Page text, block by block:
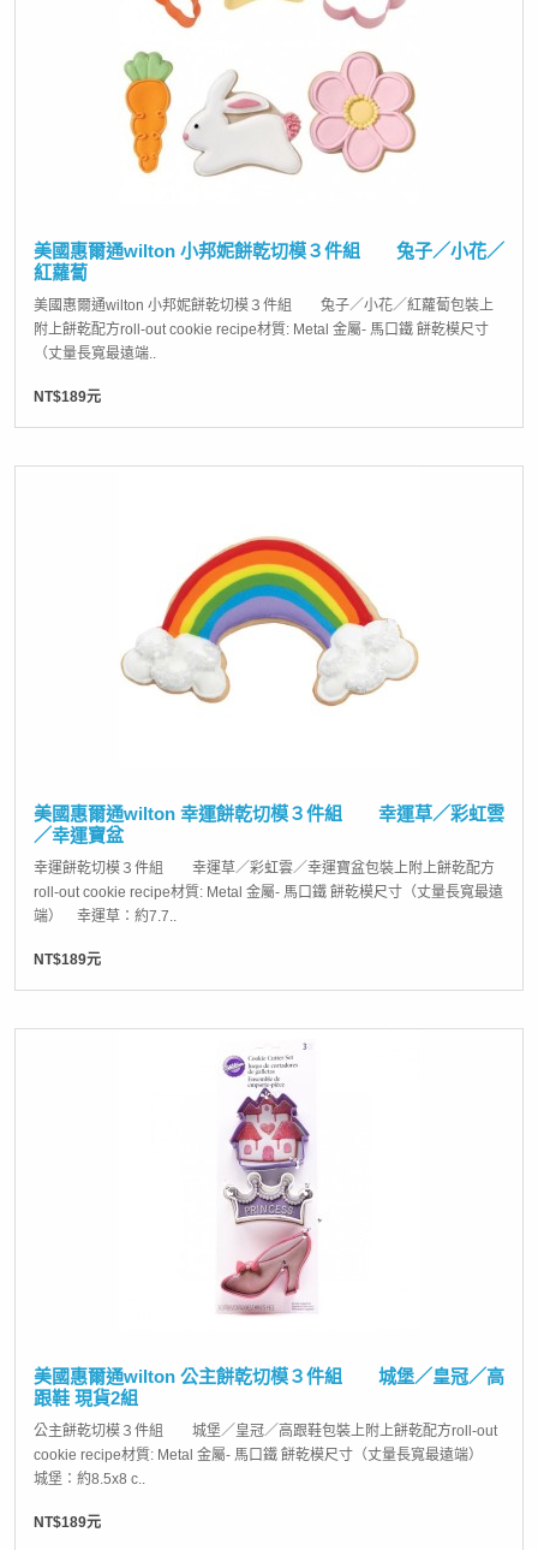
美國惠爾通wilton 小邦妮餅乾切模３件組 兔子／小花／
紅蘿蔔
美國惠爾通wilton 小邦妮餅乾切模３件組 兔子／小花／紅蘿蔔包裝上
附上餅乾配方roll-out cookie recipe材質: Metal 金屬- 馬口鐵 餅乾模尺寸
（丈量長寬最遠端..
NT$189元
美國惠爾通wilton 幸運餅乾切模３件組 幸運草／彩虹雲
／幸運寶盆
幸運餅乾切模３件組 幸運草／彩虹雲／幸運寶盆包裝上附上餅乾配方
roll-out cookie recipe材質: Metal 金屬- 馬口鐵 餅乾模尺寸（丈量長寬最遠
端） 幸運草：約7.7..
NT$189元
美國惠爾通wilton 公主餅乾切模３件組 城堡／皇冠／高
跟鞋 現貨2組
公主餅乾切模３件組 城堡／皇冠／高跟鞋包裝上附上餅乾配方roll-out
cookie recipe材質: Metal 金屬- 馬口鐵 餅乾模尺寸（丈量長寬最遠端）
城堡：約8.5x8 c..
NT$189元